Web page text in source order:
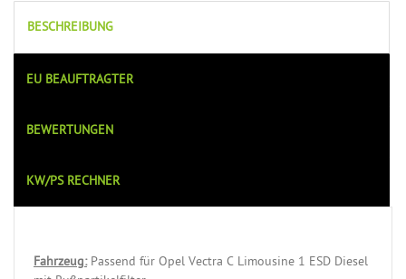
BESCHREIBUNG
EU BEAUFTRAGTER
BEWERTUNGEN
KW/PS RECHNER
Fahrzeug:Passend für Opel Vectra C Limousine 1 ESD Diesel